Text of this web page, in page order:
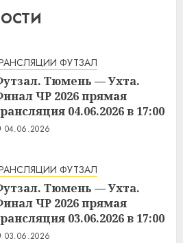
ФУТЗАЛ
Тюмень — Ухта.
ЧР 2026 прямая
04.06.2026 в 17:00
04.06.2026
ФУТЗАЛ
Тюмень — Ухта.
ЧР 2026 прямая
03.06.2026 в 17:00
03.06.2026